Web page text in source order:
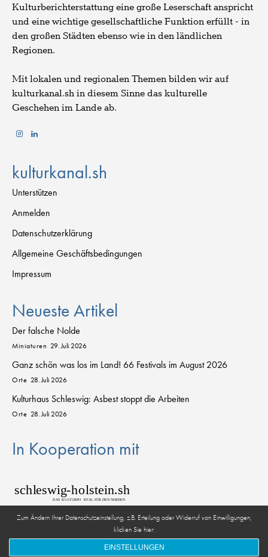
Kulturberichterstattung eine große Leserschaft anspricht
und eine wichtige gesellschaftliche Funktion erfüllt - in
den großen Städten ebenso wie in den ländlichen
Regionen.
Mit lokalen und regionalen Themen bilden wir auf
kulturkanal.sh in diesem Sinne das kulturelle
Geschehen im Lande ab.
kulturkanal.sh
Unterstützen
Anmelden
Datenschutzerklärung
Allgemeine Geschäftsbedingungen
Impressum
Neueste Artikel
Der falsche Nolde
Miniaturen 29. Juli 2026
Ganz schön was los im Land! 66 Festivals im August 2026
Orte 28. Juli 2026
Kulturhaus Schleswig: Asbest stoppt die Arbeiten
Orte 28. Juli 2026
In Kooperation mit
schleswig-holstein.sh
D AS KULTURPO RTAL FÜR DEN NORDEN
© 2026 kulturkanal.sh
Zum Ändern Ihrer Datenschutzeinstellung, z.B. Erteilung oder Widerruf von Einwilligungen,
klicken Sie hier:
EINSTELLUNGEN